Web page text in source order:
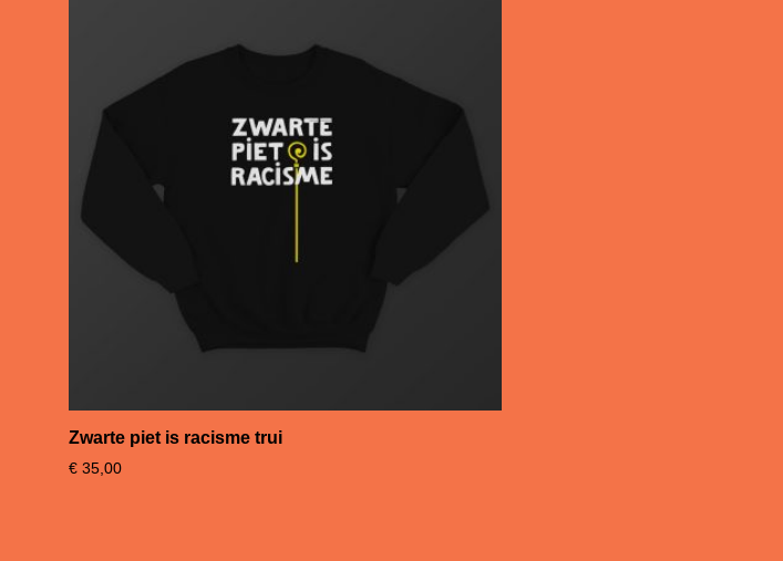
Zwarte piet is racisme trui
€ 35,00